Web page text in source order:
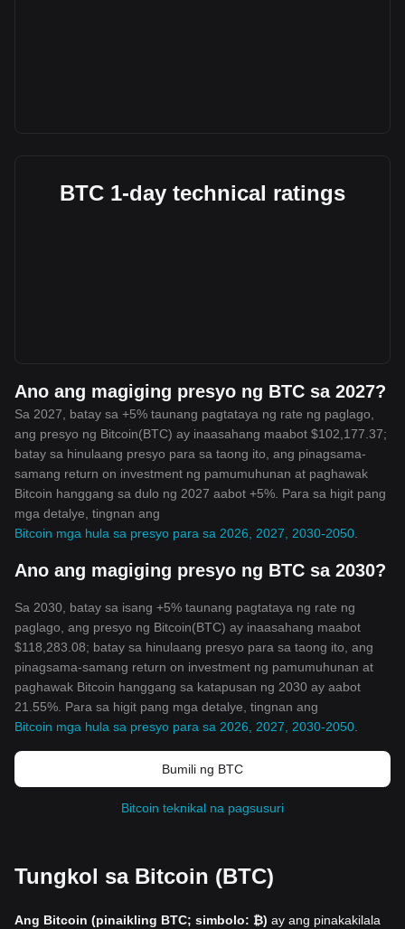
BTC 1-day technical ratings
Ano ang magiging presyo ng BTC sa 2027?
Sa 2027, batay sa +5% taunang pagtataya ng rate ng paglago,
ang presyo ng Bitcoin(BTC) ay inaasahang maabot $102,177.37;
batay sa hinulaang presyo para sa taong ito, ang pinagsama-
samang return on investment ng pamumuhunan at paghawak
Bitcoin hanggang sa dulo ng 2027 aabot +5%. Para sa higit pang
mga detalye, tingnan ang
Bitcoin mga hula sa presyo para sa 2026, 2027, 2030-2050
Ano ang magiging presyo ng BTC sa 2030?
Sa 2030, batay sa isang +5% taunang pagtataya ng rate ng
paglago, ang presyo ng Bitcoin(BTC) ay inaasahang maabot
$118,283.08; batay sa hinulaang presyo para sa taong ito, ang
pinagsama-samang return on investment ng pamumuhunan at
paghawak Bitcoin hanggang sa katapusan ng 2030 ay aabot
21.55%. Para sa higit pang mga detalye, tingnan ang
Bitcoin mga hula sa presyo para sa 2026, 2027, 2030-2050
Bumili ng BTC
Bitcoin teknikal na pagsusuri
Tungkol sa Bitcoin (BTC)
Ang Bitcoin (pinaikling BTC; simbolo: ₿) ay ang pinakakilala